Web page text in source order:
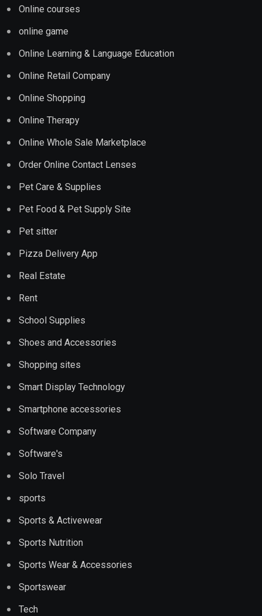
Online courses
online game
Online Learning & Language Education
Online Retail Company
Online Shopping
Online Therapy
Online Whole Sale Marketplace
Order Online Contact Lenses
Pet Care & Supplies
Pet Food & Pet Supply Site
Pet sitter
Pizza Delivery App
Real Estate
Rent
School Supplies
Shoes and Accessories
Shopping sites
Smart Display Technology
Smartphone accessories
Software Company
Software's
Solo Travel
sports
Sports & Activewear
Sports Nutrition
Sports Wear & Accessories
Sportswear
Tech